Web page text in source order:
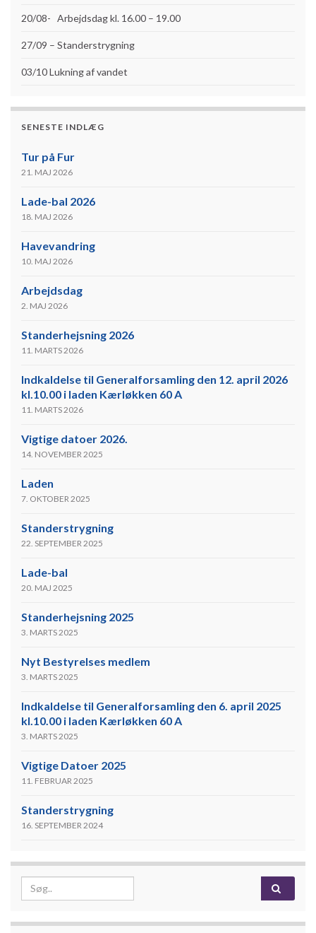
20/08- Arbejdsdag kl. 16.00 – 19.00
27/09 – Standerstrygning
03/10 Lukning af vandet
SENESTE INDLÆG
Tur på Fur
21. MAJ 2026
Lade-bal 2026
18. MAJ 2026
Havevandring
10. MAJ 2026
Arbejdsdag
2. MAJ 2026
Standerhejsning 2026
11. MARTS 2026
Indkaldelse til Generalforsamling den 12. april 2026
kl.10.00 i laden Kærløkken 60 A
11. MARTS 2026
Vigtige datoer 2026.
14. NOVEMBER 2025
Laden
7. OKTOBER 2025
Standerstrygning
22. SEPTEMBER 2025
Lade-bal
20. MAJ 2025
Standerhejsning 2025
3. MARTS 2025
Nyt Bestyrelses medlem
3. MARTS 2025
Indkaldelse til Generalforsamling den 6. april 2025
kl.10.00 i laden Kærløkken 60 A
3. MARTS 2025
Vigtige Datoer 2025
11. FEBRUAR 2025
Standerstrygning
16. SEPTEMBER 2024
Search for: